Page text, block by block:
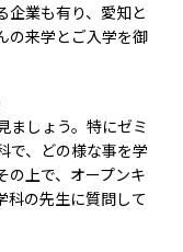
企業も有り、愛知と
の来学とご入学を御
ましょう。特にゼミ
で、どの様な事を学
の上で、オープンキ
科の先生に質問して